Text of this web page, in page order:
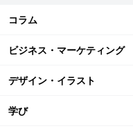
コラム
ビジネス・マーケティング
デザイン・イラスト
学び